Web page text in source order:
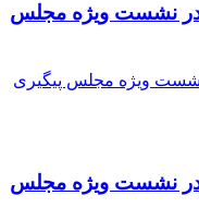
در نشست ویژه مجلس
در نشست ویژه مجلس